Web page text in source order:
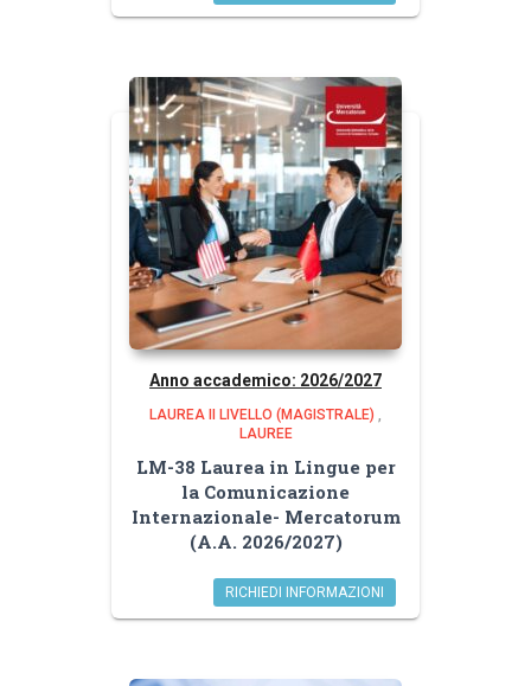
Anno accademico: 2026/2027
LAUREA II LIVELLO (MAGISTRALE) ,
LAUREE
LM-38 Laurea in Lingue per
la Comunicazione
Internazionale- Mercatorum
(A.A. 2026/2027)
RICHIEDI INFORMAZIONI